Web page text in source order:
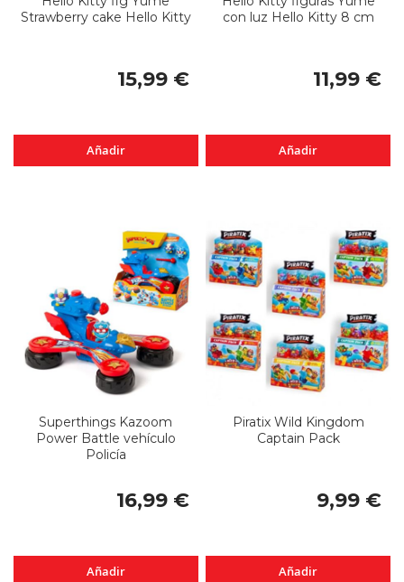
Strawberry cake Hello Kitty
15,99 €
Añadir
con luz Hello Kitty 8 cm
11,99 €
Añadir
Superthings Kazoom
Power Battle vehículo
Policía
16,99 €
Añadir
Piratix Wild Kingdom
Captain Pack
9,99 €
Añadir